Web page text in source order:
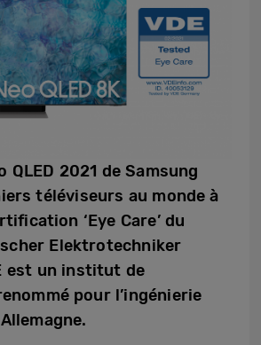
QLED 2021 de Samsung
téléviseurs au monde à
‘Eye Care’ du
Elektrotechniker
est un institut de
pour l’ingénierie